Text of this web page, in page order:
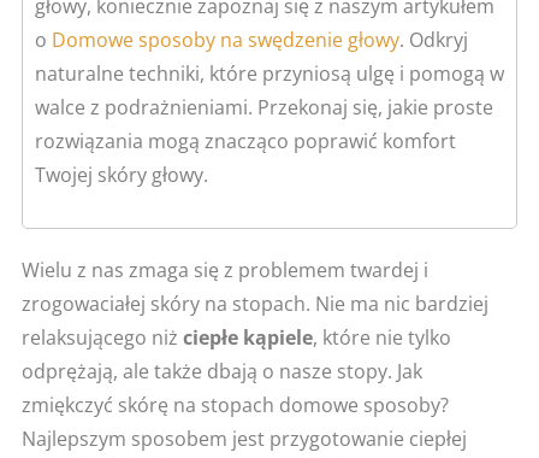
głowy, koniecznie zapoznaj się z naszym artykułem
o Domowe sposoby na swędzenie głowy. Odkryj
naturalne techniki, które przyniosą ulgę i pomogą w
walce z podrażnieniami. Przekonaj się, jakie proste
rozwiązania mogą znacząco poprawić komfort
Twojej skóry głowy.
Wielu z nas zmaga się z problemem twardej i
zrogowaciałej skóry na stopach. Nie ma nic bardziej
relaksującego niż ciepłe kąpiele, które nie tylko
odprężają, ale także dbają o nasze stopy. Jak
zmiękczyć skórę na stopach domowe sposoby?
Najlepszym sposobem jest przygotowanie ciepłej